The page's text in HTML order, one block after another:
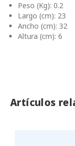
Peso (Kg): 0.2
Largo (cm): 23
Ancho (cm): 32
Altura (cm): 6
Artículos